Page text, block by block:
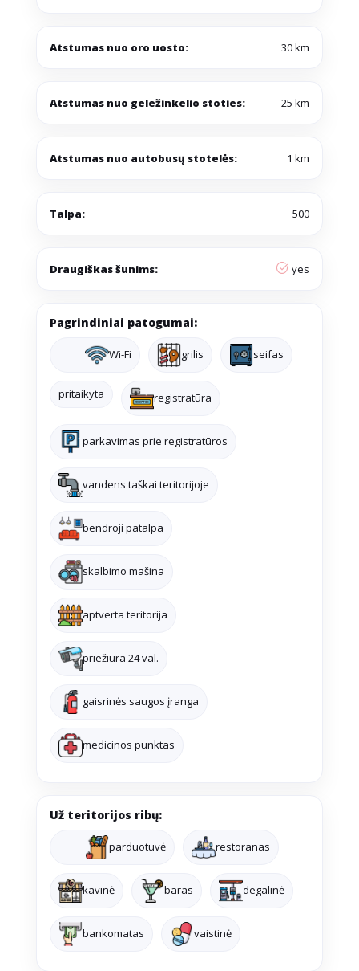
Atstumas nuo oro uosto: 30 km
Atstumas nuo geležinkelio stoties: 25 km
Atstumas nuo autobusų stotelės: 1 km
Talpa: 500
Draugiškas šunims: yes
Pagrindiniai patogumai:
Wi-Fi grilis seifas
pritaikyta registratūra
parkavimas prie registratūros
vandens taškai teritorijoje
bendroji patalpa
skalbimo mašina
aptverta teritorija
priežiūra 24 val.
gaisrinės saugos įranga
medicinos punktas
Už teritorijos ribų:
parduotuvė restoranas
kavinė baras degalinė
bankomatas vaistinė